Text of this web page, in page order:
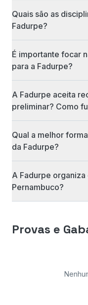
Quais são as
Fadurpe?
É importante focar
para a Fadurpe?
A Fadurpe aceita
preliminar? Como
Qual a melhor
da Fadurpe?
A Fadurpe
Pernambuco?
Provas e